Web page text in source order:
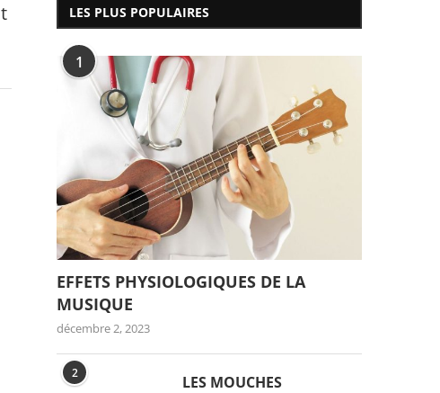
LES PLUS POPULAIRES
1
EFFETS PHYSIOLOGIQUES DE LA
MUSIQUE
décembre 2, 2023
2 LES MOUCHES